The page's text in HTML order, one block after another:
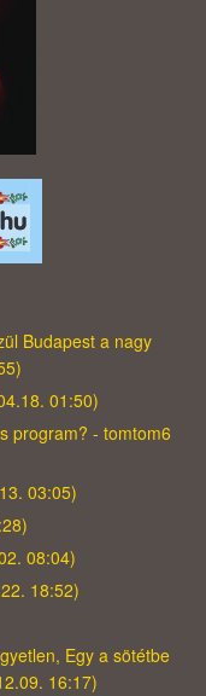
Budapest a nagy
01:50)
program? - tomtom6
03:05)
08:04)
18:52)
Egy a sötétbe
16:17)